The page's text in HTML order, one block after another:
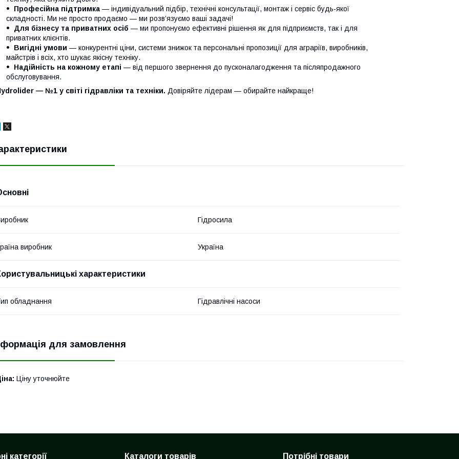
Професійна підтримка — індивідуальний підбір, технічні консультації, монтаж і сервіс будь-якої
складності. Ми не просто продаємо — ми розв’язуємо ваші задачі!
Для бізнесу та приватних осіб — ми пропонуємо ефективні рішення як для підприємств, так і для
приватних клієнтів.
Вигідні умови — конкурентні ціни, системи знижок та персональні пропозиції для аграріїв, виробників,
майстрів і всіх, хто шукає якісну техніку.
Надійність на кожному етапі — від першого звернення до пусконалагодження та післяпродажного
обслуговування.
— №1 у світі гідравліки та техніки. Довіряйте лідерам — обирайте найкраще!
Гідросила
виробник Україна
характеристики
обладнання Гідравлічні насоси
для замовлення
Ціну уточнюйте
категорії Каталоги товарів Потрібні товари